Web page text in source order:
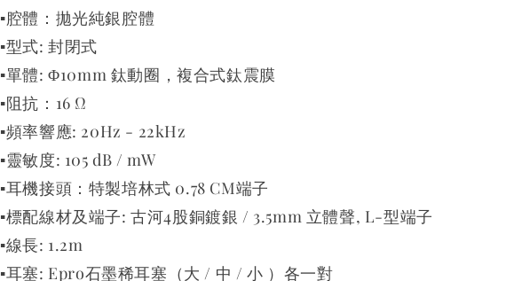
▪️腔體：拋光純銀腔體
▪️型式: 封閉式
▪單體: Φ10mm 鈦動圈，複合式鈦震膜
▪️阻抗：16 Ω
▪️頻率響應: 20Hz - 22kHz
▪️靈敏度: 105 dB / mW
▪️耳機接頭：特製培林式 0.78 CM端子
▪️標配線材及端子: 古河4股銅鍍銀 / 3.5mm 立體聲, L-型端子
▪️線長: 1.2m
▪️耳塞: Epro石墨稀耳塞（大 / 中 / 小 ）各一對